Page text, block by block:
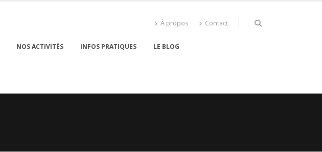
À propos Contact
NOS ACTIVITÉS INFOS PRATIQUES LE BLOG